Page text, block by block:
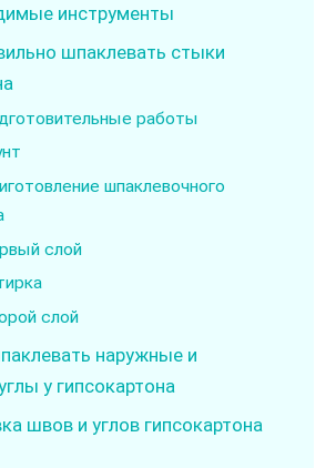
инструменты
шпаклевать стыки
работы
шпаклевочного
слой
слой
наружные и
у гипсокартона
швов и углов гипсокартона